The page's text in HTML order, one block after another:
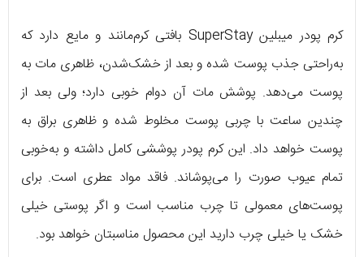
کرم پودر میبلین SuperStay بافتی کرم‌مانند و مایع دارد که
به‌راحتی جذب پوست شده و بعد از خشک‌شدن، ظاهری مات به
پوست می‌دهد. پوشش مات آن دوام خوبی دارد؛ ولی بعد از
چندین ساعت با چربی پوست مخلوط شده و ظاهری براق به
پوست خواهد داد. این کرم پودر پوششی کامل داشته و به‌خوبی
تمام عیوب صورت را می‌پوشاند. فاقد مواد عطری است. برای
پوست‌های معمولی تا چرب مناسب است و اگر پوستی خیلی
خشک یا خیلی چرب دارید این محصول مناسبتان خواهد بود.